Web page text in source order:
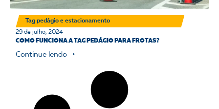
Tag pedágio e estacionamento
29 de julho, 2024
COMO FUNCIONA A TAG PEDÁGIO PARA FROTAS?
Continue lendo 🠒